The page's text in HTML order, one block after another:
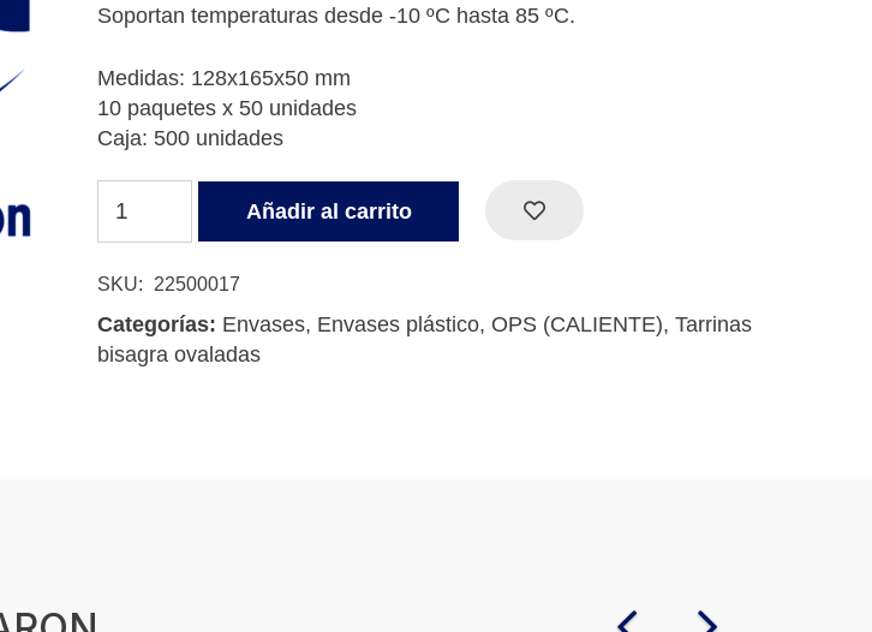
Soportan temperaturas desde -10 ºC hasta 85 ºC.
Medidas: 128x165x50 mm
10 paquetes x 50 unidades
Caja: 500 unidades
BISAGRA
500
CC
cantidad
Añadir al carrito
SKU: 22500017
Categorías: Envases, Envases plástico, OPS (CALIENTE), Tarrinas
bisagra ovaladas